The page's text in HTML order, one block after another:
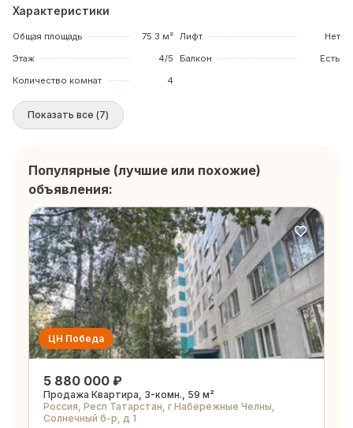
Характеристики
Общая площадь
75.3 м²
Этаж
4/5
Количество комнат
4
Лифт
Нет
Балкон
Есть
Показать все (7)
Популярные (лучшие или похожие)
объявления:
ЦН Победа
5 880 000 ₽
Продажа Квартира, 3-комн., 59 м²
Россия, Респ Татарстан, г Набережные Челны,
Солнечный б-р, д 1